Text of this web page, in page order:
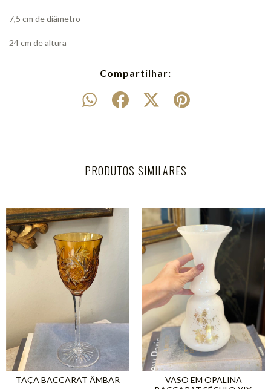
7,5 cm de diâmetro
24 cm de altura
Compartilhar:
PRODUTOS SIMILARES
TAÇA BACCARAT ÂMBAR
VASO EM OPALINA